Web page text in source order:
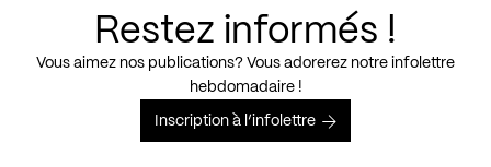
Restez informés !
Vous aimez nos publications? Vous adorerez notre infolettre
hebdomadaire !
Inscription à l’infolettre